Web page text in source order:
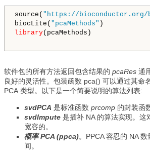
source( "https://bioconductor.org/
biocLite( "pcaMethods"
library(pcaMethods)
软件包的所有方法返回包含结果的 pcaRes 通
良好的灵活性。包装函数 pca() 可以通过其命
РСА 类型。以下是一个简要说明的算法列表:
svdPCA 是标准函数 prcomp 的封装函
svdImpute 是插补 NA 的算法实现。这
宽容的。
概率 PCA (ppca)。PPCA 容忍的 NA
间。